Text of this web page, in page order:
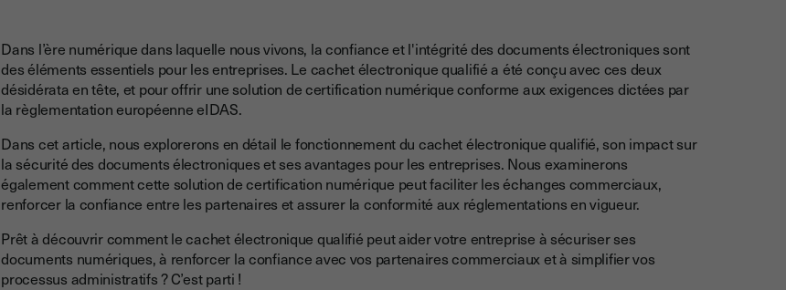
Dans l’ère numérique dans laquelle nous vivons, la confiance et l'intégrité des documents électroniques sont
des éléments essentiels pour les entreprises. Le cachet électronique qualifié a été conçu avec ces deux
désidérata en tête, et pour offrir une solution de certification numérique conforme aux exigences dictées par
la règlementation européenne eIDAS.
Dans cet article, nous explorerons en détail le fonctionnement du cachet électronique qualifié, son impact sur
la sécurité des documents électroniques et ses avantages pour les entreprises. Nous examinerons
également comment cette solution de certification numérique peut faciliter les échanges commerciaux,
renforcer la confiance entre les partenaires et assurer la conformité aux réglementations en vigueur.
Prêt à découvrir comment le cachet électronique qualifié peut aider votre entreprise à sécuriser ses
documents numériques, à renforcer la confiance avec vos partenaires commerciaux et à simplifier vos
processus administratifs ? C’est parti !